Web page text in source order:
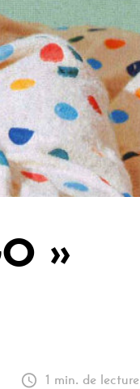
»
1 min. de lecture